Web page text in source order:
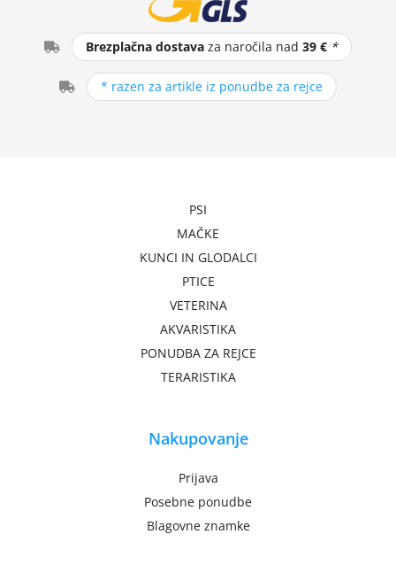
Brezplačna dostava za naročila nad39 € *
* razen za artikle iz ponudbe za rejce
PSI
MAČKE
KUNCI IN GLODALCI
PTICE
VETERINA
AKVARISTIKA
PONUDBA ZA REJCE
TERARISTIKA
Nakupovanje
Prijava
Posebne ponudbe
Blagovne znamke